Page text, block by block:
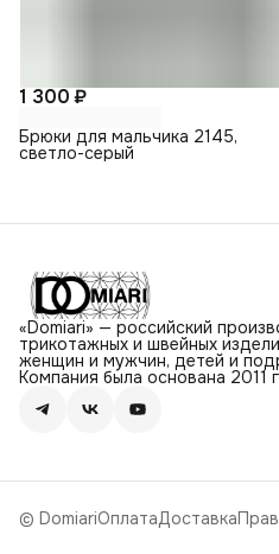
1 300 ₽
Брюки для мальчика 2145,
светло-серый
«Domiari» — российский
трикотажных и швейных
женщин и мужчин, детей и
Компания была основана 2011
© DomiariОплатаДоставка